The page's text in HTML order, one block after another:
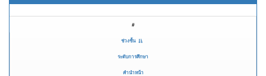
#
ช่วงชั้น
ระดับการศึกษา
คำนำหน้า